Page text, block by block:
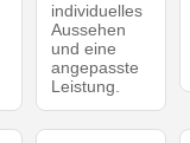
individuelles
Aussehen
und eine
angepasste
Leistung.